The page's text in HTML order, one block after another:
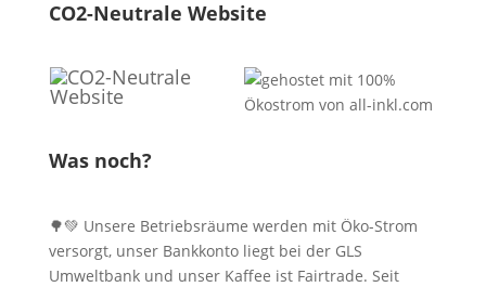
CO2-Neutrale Website
Was noch?
🌳💚 Unsere Betriebsräume werden mit Öko-Strom
versorgt, unser Bankkonto liegt bei der GLS
Umweltbank und unser Kaffee ist Fairtrade. Seit